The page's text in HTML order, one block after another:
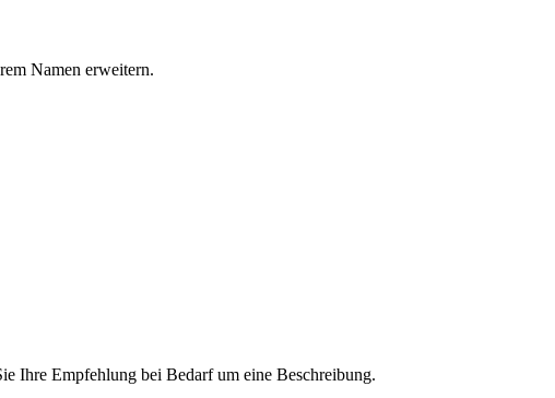
Namen erweitern.
Ihre Empfehlung bei Bedarf um eine Beschreibung.